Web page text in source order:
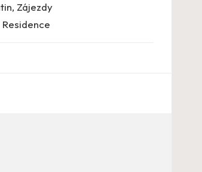
, Zájezdy